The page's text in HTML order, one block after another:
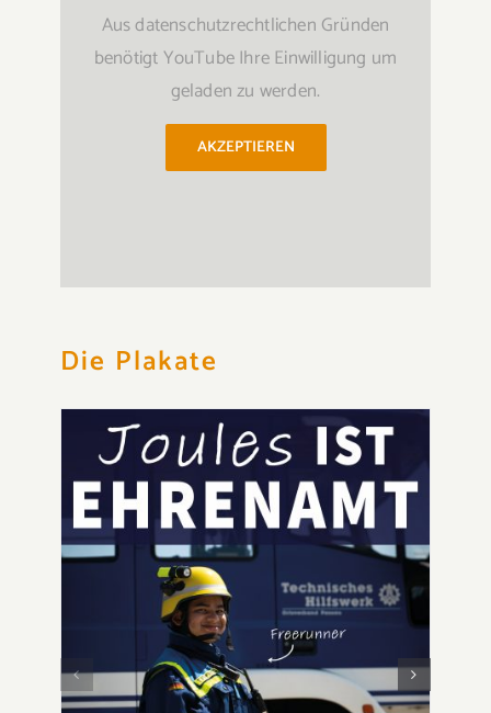
Aus datenschutzrechtlichen Gründen
benötigt YouTube Ihre Einwilligung um
geladen zu werden.
AKZEPTIEREN
Die Plakate